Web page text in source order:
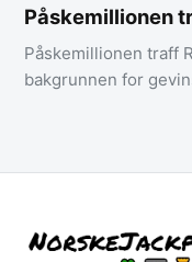
Påskemillionen
Påskemillionen traff
bakgrunnen for